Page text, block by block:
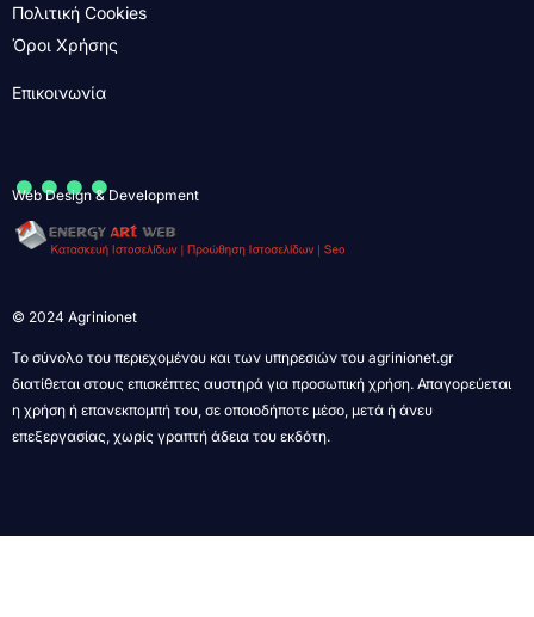
Πολιτική Cookies
Όροι Χρήσης
Επικοινωνία
....
Web Design & Development
© 2024 Agrinionet
Το σύνολο του περιεχομένου και των υπηρεσιών του agrinionet.gr
διατίθεται στους επισκέπτες αυστηρά για προσωπική χρήση. Απαγορεύεται
η χρήση ή επανεκπομπή του, σε οποιοδήποτε μέσο, μετά ή άνευ
επεξεργασίας, χωρίς γραπτή άδεια του εκδότη.